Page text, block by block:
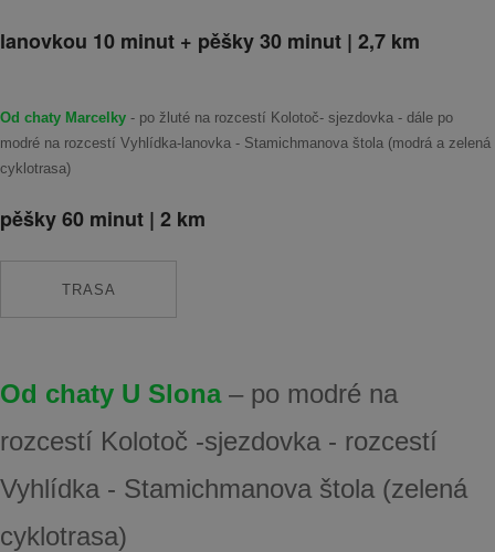
lanovkou 10 minut + pěšky 30 minut | 2,7 km
Od chaty Marcelky - po žluté na rozcestí Kolotoč- sjezdovka - dále po
modré na rozcestí Vyhlídka-lanovka - Stamichmanova štola (modrá a zelená
cyklotrasa)
pěšky 60 minut | 2 km
TRASA
Od chaty U Slona – po modré na
rozcestí Kolotoč -sjezdovka - rozcestí
Vyhlídka - Stamichmanova štola (zelená
cyklotrasa)